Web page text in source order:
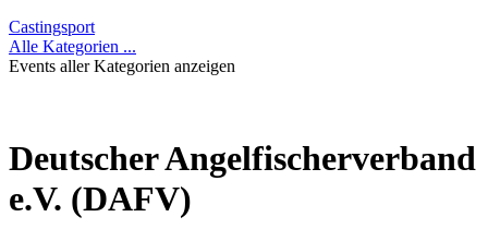
Castingsport
Alle Kategorien ...
Events aller Kategorien anzeigen
Deutscher Angelfischerverband
e.V. (DAFV)